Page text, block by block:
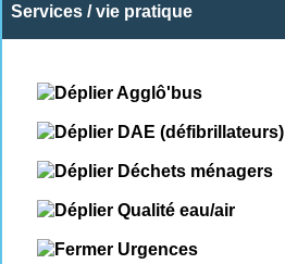
Services / vie pratique
Agglô'bus
DAE (défibrillateurs)
Déchets ménagers
Qualité eau/air
Urgences